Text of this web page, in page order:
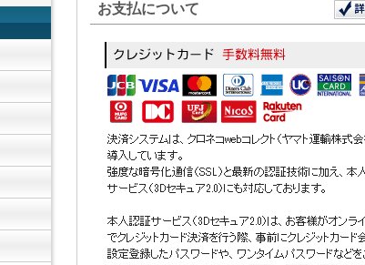
お支払について